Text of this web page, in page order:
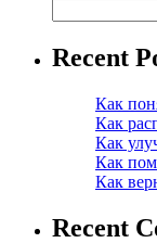
Recent
Как
Как
Как
Как
Как
Recent